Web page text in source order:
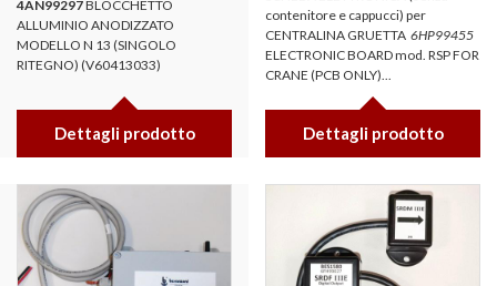
4AN99297BLOCCHETTO
ALLUMINIO ANODIZZATO
MODELLO N 13 (SINGOLO
RITEGNO) (V60413033)
Dettagli prodotto
contenitore e cappucci) per
CENTRALINA GRUETTA 6HP99455
ELECTRONIC BOARD mod. RSP FOR
CRANE (PCB ONLY)...
Dettagli prodotto